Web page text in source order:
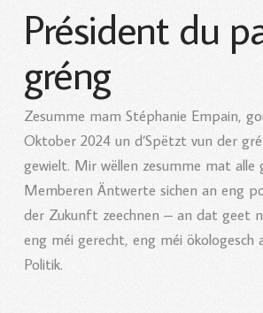
Président du
gréng
Zesumme mam Stéphanie Empain,
Oktober 2024 un d’Spëtzt vun der
gewielt. Mir wëllen zesumme mat alle
Memberen Äntwerte sichen an eng
der Zukunft zeechnen – an dat geet
eng méi gerecht, eng méi ökologesch
Politik.